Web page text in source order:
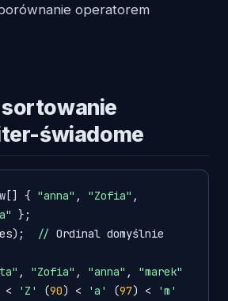
operatorem
sortowanie
świadome
{ "anna" , "Zofia"
};
// Ordinal domyślnie
, "Zofia" , "anna" , "marek"
< 'Z' (90) < 'a' (97) <
'm'